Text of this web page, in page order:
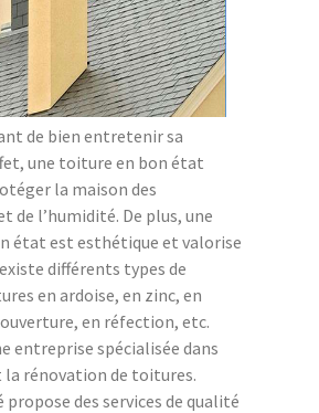
de bien entretenir sa
une toiture en bon état
la maison des
de l’humidité. De plus, une
état est esthétique et valorise
différents types de
en ardoise, en zinc, en
en réfection, etc.
entreprise spécialisée dans
la rénovation de toitures.
des services de qualité